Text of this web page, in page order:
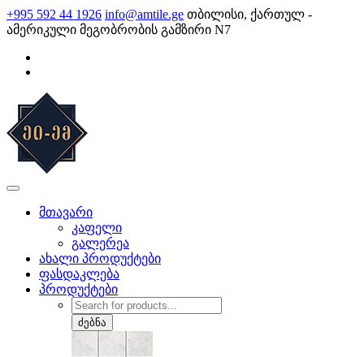
Skip
to
content
+995 592 44 1926 info@amtile.ge თბილისი, ქართულ -
ამერიკული მეგობრობის გამზირი N7
მთავარი
კაფელი
გალერეა
ახალი პროდუქტები
ფასდაკლება
პროდუქტები
Products
search
ძებნა